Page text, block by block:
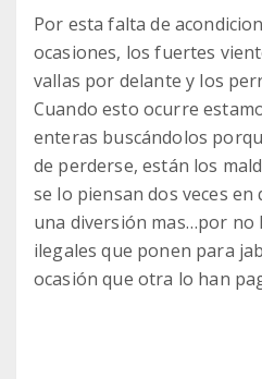
Por esta falta de
ocasiones, los fuertes
vallas por delante y los
Cuando esto ocurre
enteras buscándolos
de perderse, están los
se lo piensan dos veces
una diversión mas…por no
ilegales que ponen para
ocasión que otra lo han